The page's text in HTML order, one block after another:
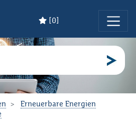
[ 0]
ein!
Erneuerbare Energien